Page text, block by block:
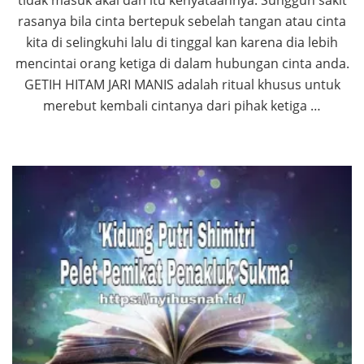
rasanya bila cinta bertepuk sebelah tangan atau cinta
kita di selingkuhi lalu di tinggal kan karena dia lebih
mencintai orang ketiga di dalam hubungan cinta anda.
GETIH HITAM JARI MANIS adalah ritual khusus untuk
merebut kembali cintanya dari pihak ketiga …